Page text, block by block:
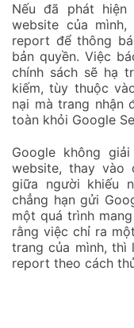
Nếu đã phát
website của
report để thông
bản quyền. Việc
chính sách sẽ hạ
kiếm, tùy thuộc
nại mà trang nhận
toàn khỏi Google
Google không
website, thay vào
giữa người khiếu
chẳng hạn gửi
một quá trình
rằng việc chỉ ra
trang của mình,
report theo cách